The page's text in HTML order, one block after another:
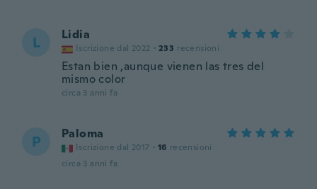
L Lidia
Iscrizione dal 2022 · 233 recensioni
Estan bien ,aunque vienen las tres del
mismo color
circa 3 anni fa
P Paloma
Iscrizione dal 2017 · 16 recensioni
circa 3 anni fa